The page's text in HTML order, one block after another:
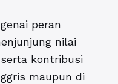
peran
nilai
kontribusi
maupun di